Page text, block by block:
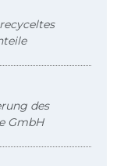
des
GmbH